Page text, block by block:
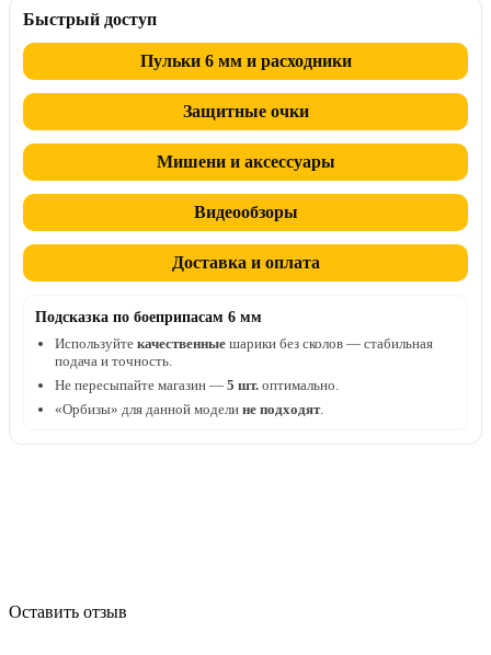
Быстрый доступ
Пульки 6 мм и расходники
Защитные очки
Мишени и аксессуары
Видеообзоры
Доставка и оплата
Подсказка по боеприпасам 6 мм
Используйте качественные шарики без сколов — стабильная
подача и точность.
Не пересыпайте магазин — 5 шт. оптимально.
«Орбизы» для данной модели не подходят.
Оставить отзыв